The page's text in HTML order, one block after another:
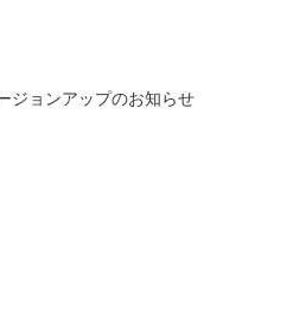
ジョンアップのお知らせ